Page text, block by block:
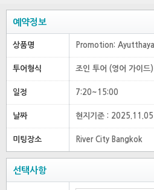
예약정보
상품명 Promotion:
투어형식 조인 투어 (영어 가이드)
일정 7:20~15:00
날짜 현지기준 :
미팅장소 River City Bangkok
선택사항